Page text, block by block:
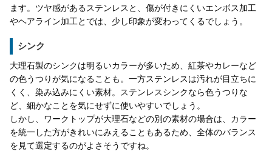
ます。ツヤ感があるステンレスと、傷が付きにくいエンボス加工
やヘアライン加工とでは、少し印象が変わってくるでしょう。
シンク
大理石製のシンクは明るいカラーが多いため、紅茶やカレーなど
の色うつりが気になることも。一方ステンレスは汚れが目立ちに
くく、染み込みにくい素材。ステンレスシンクなら色うつりな
ど、細かなことを気にせずに使いやすいでしょう。
しかし、ワークトップが大理石などの別の素材の場合は、カラー
を統一した方がきれいにみえることもあるため、全体のバランス
を見て選定するのがよさそうですね。